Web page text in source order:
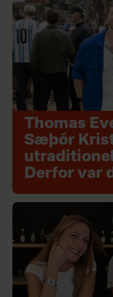
Thomas
Sæþór
Derfor var